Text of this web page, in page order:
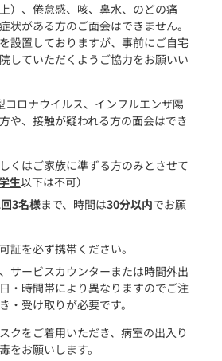
）、倦怠感、咳、鼻水、のどの痛
状がある方のご面会はできません。
設置しておりますが、事前にご自宅
していただくようご協力をお願いい
コロナウイルス、インフルエンザ陽
や、接触が疑われる方の面会はでき
くはご家族に準ずる方のみとさせて
生以下は不可）
3名様まで、時間は30分以内でお願
証を必ず携帯ください。
ービスカウンターまたは時間外出
・時間帯により異なりますのでご注
・受け取りが必要です。
クをご着用いただき、病室の出入り
をお願いします。